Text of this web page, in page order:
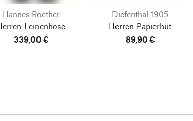
Hannes Roether
Leinenhose
339,00 €
Diefenthal 1905
Herren-Papierhut
89,90 €